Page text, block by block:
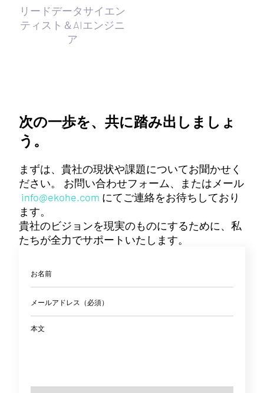
リードデータサイエン
ティスト＆AIエンジニ
ア
次の一歩を、共に踏み出しましょ
う。
まずは、貴社の現状や課題についてお聞かせく
ださい。 お問い合わせフォーム、またはメール
info@ekohe.com にてご連絡をお待ちしており
ます。
貴社のビジョンを現実のものにするために、私
たちが全力でサポートいたします。
お名前
メールアドレス（必須）
本文